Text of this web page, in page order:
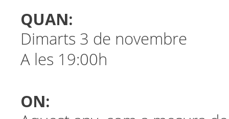
QUAN:
Dimarts 3 de novembre
A les 19:00h
ON: